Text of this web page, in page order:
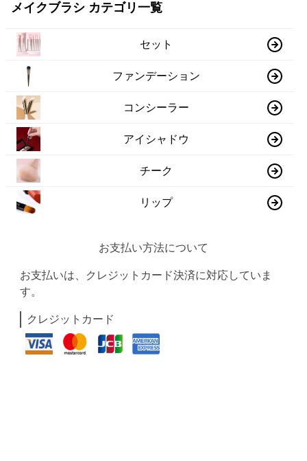
メイクブラシ カテゴリ一覧
セット
ファンデーション
コンシーラー
アイシャドウ
チーク
リップ
お支払い方法について
お支払いは、クレジットカード決済に対応していま
す。
クレジットカード